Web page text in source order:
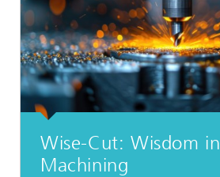
Wise-Cut: Wisdom in
Machining